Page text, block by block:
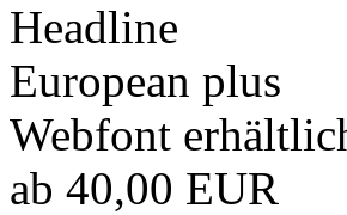
Headline
European plus
Webfont
ab 40,00 EUR